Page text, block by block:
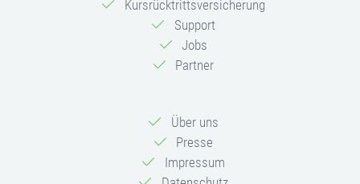
Kursrücktrittsversicherung
Support
Jobs
Partner
Über uns
Presse
Impressum